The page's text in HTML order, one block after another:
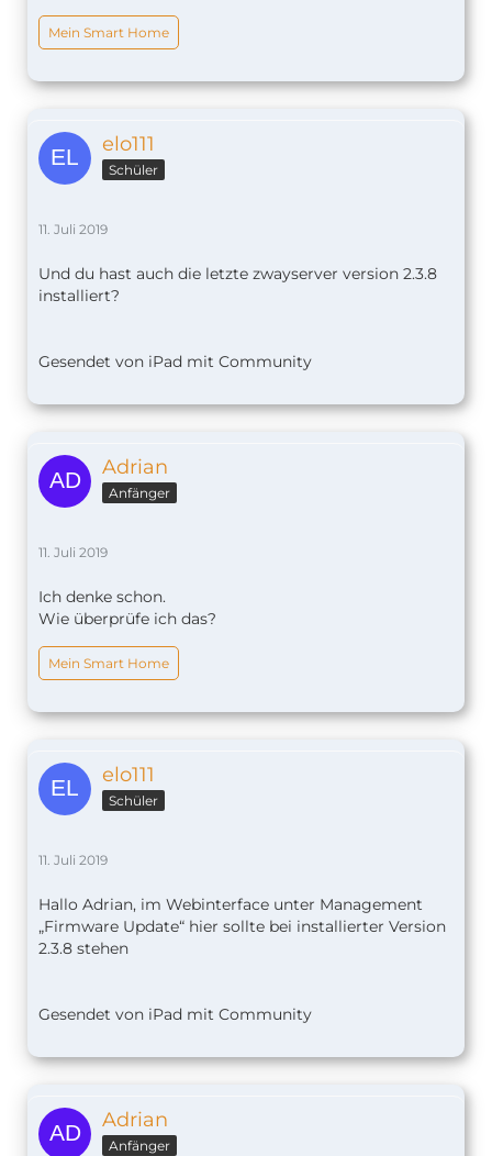
Mein Smart Home
elo111
Schüler
11. Juli 2019
Und du hast auch die letzte zwayserver version 2.3.8
installiert?
Gesendet von iPad mit Community
Adrian
Anfänger
11. Juli 2019
Ich denke schon.
Wie überprüfe ich das?
Mein Smart Home
elo111
Schüler
11. Juli 2019
Hallo Adrian, im Webinterface unter Management
„Firmware Update“ hier sollte bei installierter Version
2.3.8 stehen
Gesendet von iPad mit Community
Adrian
Anfänger